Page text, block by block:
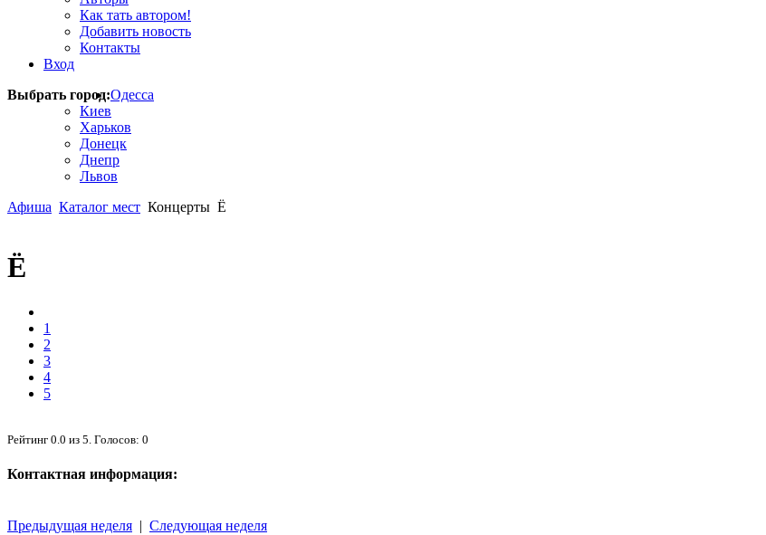
Как тать автором!
Добавить новость
Контакты
Вход
Выбрать город:Одесса
Киев
Харьков
Донецк
Днепр
Львов
Афиша Каталог мест Концерты Ё
Ё
1
2
3
4
5
Рейтинг 0.0 из 5 . Голосов: 0
Контактная информация:
Предыдущая неделя | Следующая неделя